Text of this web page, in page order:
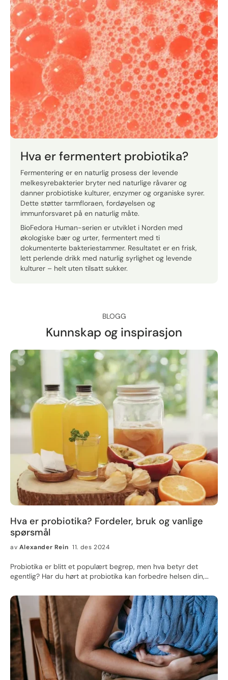
Hva er fermentert probiotika?
Fermentering er en naturlig prosess der levende
melkesyrebakterier bryter ned naturlige råvarer og
danner probiotiske kulturer, enzymer og organiske syrer.
Dette støtter tarmfloraen, fordøyelsen og
immunforsvaret på en naturlig måte.
BioFedora Human-serien er utviklet i Norden med
økologiske bær og urter, fermentert med ti
dokumenterte bakteriestammer. Resultatet er en frisk,
lett perlende drikk med naturlig syrlighet og levende
kulturer – helt uten tilsatt sukker.
BLOGG
Kunnskap og inspirasjon
Hva er probiotika? Fordeler, bruk og vanlige
spørsmål
av Alexander Rein 11. des 2024
Probiotika er blitt et populært begrep, men hva betyr det
egentlig? Har du hørt at probiotika kan forbedre helsen din,
Hvis ja, er du ikke alene! Men hva er egentlig probiotika,
hvordan fungerer de, og hva kan de gjøre for helsen din? I
denne artikkelen skal vi dykke inn i alt du trenger å vite om
probiotika, hva de er, hvordan de virker, og hvordan du kan
bruke dem for å få en bedre helse. Hva er probiotika?
Probiotika er levende mikroorganismer som, når de inntas i
riktig mengde, kan gi helsefordeler for verten (deg!). Dette kan
være forskjellige typer bakterier eller gjær, men de mest kjente
probiotiske bakteriene tilhører slektene Lactobacillus og